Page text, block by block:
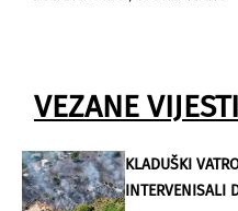
VEZANE
KLADUŠKI
INTERVENISALI